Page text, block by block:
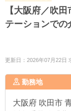
【大阪府／吹
テーションでの
更新日：2026年07月22日
勤務地
大阪府 吹田市